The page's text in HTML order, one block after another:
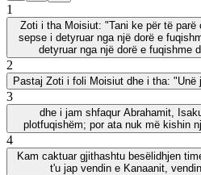
1
Zoti i tha Moisiut: "Tani ke për të parë
sepse i detyruar nga një dorë e
detyruar nga një dorë e fuqishme
2
Pastaj Zoti i foli Moisiut dhe i tha: "Unë
3
dhe i jam shfaqur Abrahamit,
plotfuqishëm; por ata nuk më kishin
4
Kam caktuar gjithashtu besëlidhjen
t'u jap vendin e Kanaanit,